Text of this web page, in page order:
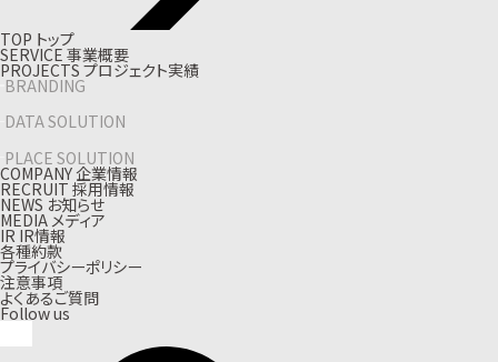
TOP トップ
SERVICE 事業概要
PROJECTS プロジェクト実績
BRANDING
DATA SOLUTION
PLACE SOLUTION
COMPANY企業情報
RECRUIT 採用情報
NEWS お知らせ
MEDIA メディア
IR IR情報
各種約款
プライバシーポリシー
注意事項
よくあるご質問
Follow us